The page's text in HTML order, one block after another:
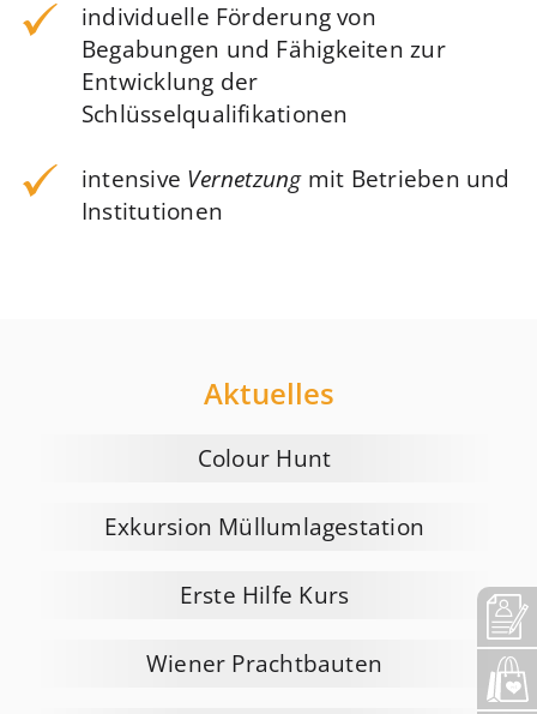
individuelle Förderung von
Begabungen und Fähigkeiten zur
Entwicklung der
Schlüsselqualifikationen
intensive Vernetzungmit Betrieben und
Institutionen
Aktuelles
Colour Hunt
Exkursion Müllumlagestation
Erste Hilfe Kurs
Wiener Prachtbauten